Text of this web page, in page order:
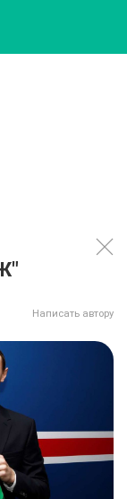
Написать автору